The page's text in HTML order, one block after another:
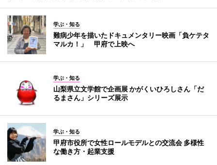
学ぶ・知る
難病少年を描いたドキュメンタリー映画「負ケテタ
マルカ！」 甲府で上映へ
学ぶ・知る
山梨県立文学館で企画展 かがくいひろしさん「だ
るまさん」シリーズ展示
学ぶ・知る
甲府市役所で女性ロールモデルとの交流会 多様性
な働き方・起業支援